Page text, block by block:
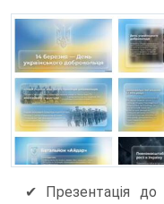
✔ Презентація до